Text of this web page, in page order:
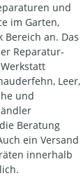
und
im Garten,
Bereich an. Das
Reparatur-
Leer,
und
Beratung
ein Versand
innerhalb